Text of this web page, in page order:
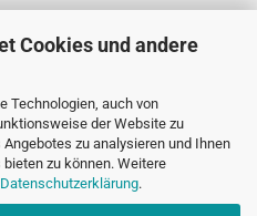
Cookies und andere
Technologien, auch von
der Website zu
zu analysieren und Ihnen
zu können. Weitere
Datenschutzerklärung.